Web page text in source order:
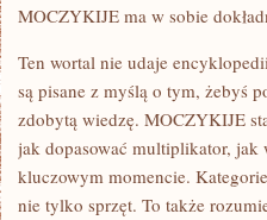
MOCZYKIJE ma w sobie
Ten wortal nie udaje
są pisane z myślą o tym, żebyś
zdobytą wiedzę. MOCZYKIJE
jak dopasować multiplikator,
kluczowym momencie.
nie tylko sprzęt. To także